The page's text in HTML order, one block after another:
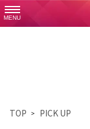
MENU
TOP PICK UP